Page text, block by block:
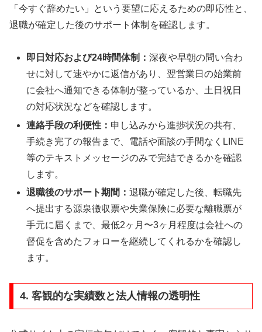
「今すぐ辞めたい」という要望に応えるための即応性と、
退職が確定した後のサポート体制を確認します。
即日対応および24時間体制：深夜や早朝の問い合わ
せに対して速やかに返信があり、翌営業日の始業前
に会社へ通知できる体制が整っているか、土日祝日
の対応状況などを確認します。
連絡手段の利便性： 申し込みから進捗状況の共有、
手続き完了の報告まで、電話や面談の手間なくLINE
等のテキストメッセージのみで完結できるかを確認
します。
退職後のサポート期間：退職が確定した後、転職先
へ提出する源泉徴収票や失業保険に必要な離職票が
手元に届くまで、最低2ヶ月〜3ヶ月程度は会社への
督促を含めたフォローを継続してくれるかを確認し
ます。
4. 客観的な実績数と法人情報の透明性